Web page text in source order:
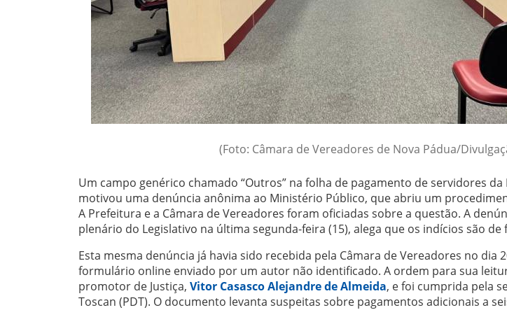
(Foto: Câmara de Vereadores de Nova Pádua/
Um campo genérico chamado “Outros” na folha de pagamento de servidores
motivou uma denúncia anônima ao Ministério Público, que abriu um
A Prefeitura e a Câmara de Vereadores foram oficiadas sobre a questão. A
plenário do Legislativo na última segunda-feira (15), alega que os indícios são
Esta mesma denúncia já havia sido recebida pela Câmara de Vereadores no dia
formulário online enviado por um autor não identificado. A ordem para sua
promotor de Justiça, Vitor Casasco Alejandre de Almeida, e foi cumprida pela
Toscan (PDT). O documento levanta suspeitas sobre pagamentos adicionais a